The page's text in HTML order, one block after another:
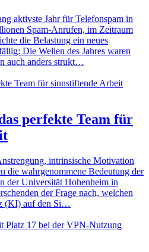
aktivste Jahr für Telefonspam in
Spam-Anrufen, im Zeitraum
die Belastung ein neues
Die Wellen des Jahres waren
auch anders strukt…
perfekte Team für
intrinsische Motivation
die wahrgenommene Bedeutung der
der Universität Hohenheim in
der Frage nach, welchen
(KI) auf den Si…